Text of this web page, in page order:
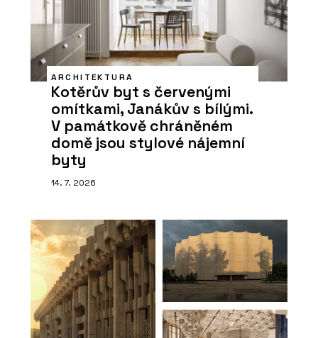
ARCHITEKTURA
Kotěrův byt s červenými
omítkami, Janákův s bílými.
V památkově chráněném
domě jsou stylové nájemní
byty
14. 7. 2026